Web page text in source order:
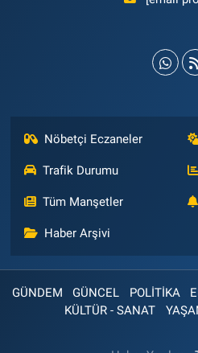
Nöbetçi Eczaneler
Trafik Durumu
Tüm Manşetler
Haber Arşivi
GÜNDEM GÜNCEL POLİTİKA
KÜLTÜR - SANAT